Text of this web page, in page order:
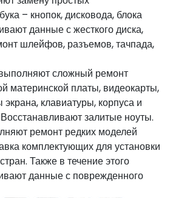
– кнопок, дисковода, блока
данные с жесткого диска,
шлейфов, разъемов, тачпада,
сложный ремонт
материнской платы, видеокарты,
клавиатуры, корпуса и
залитые ноуты.
ремонт редких моделей
комплектующих для установки
Также в течение этого
данные с поврежденного